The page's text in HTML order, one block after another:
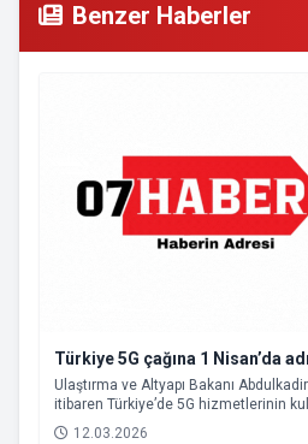
Benzer Haberler
Türkiye 5G çağına 1 Nisan’da
Ulaştırma ve Altyapı Bakanı
itibaren Türkiye’de 5G hizmetlerinin
açıkladı.
12.03.2026